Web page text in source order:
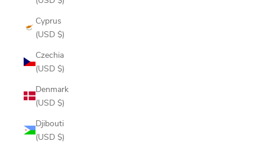
Cyprus
(USD $)
Czechia
(USD $)
Denmark
(USD $)
Djibouti
(USD $)